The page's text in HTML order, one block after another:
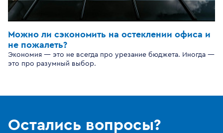
Можно ли сэкономить на остеклении офиса и
не пожалеть?
Экономия — это не всегда про урезание бюджета. Иногда —
это про разумный выбор.
Остались вопросы?